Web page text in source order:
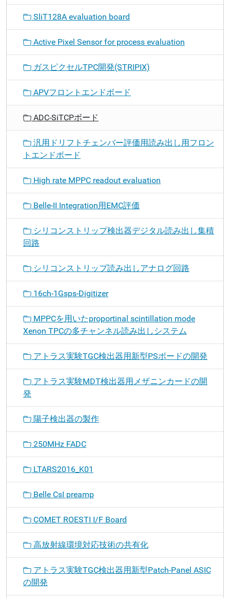
SliT128A evaluation board
Active Pixel Sensor for process evaluation
ガスピクセルTPC開発(STRIPIX)
APVフロントエンドボード
ADC-SiTCPボード
汎用ドリフトチェンバー評価用読み出し用フロン
トエンドボード
High rate MPPC readout evaluation
Belle-II Integration用EMC評価
シリコンストリップ検出器デジタル読み出し集積
回路
シリコンストリップ読み出しアナログ回路
16ch-1Gsps-Digitizer
MPPCを用いたproportinal scintillation mode
Xenon TPCの多チャンネル読み出しシステム
アトラス実験TGC検出器用新型PSボードの開発
アトラス実験MDT検出器用メザニンカードの開
発
陽子検出器の製作
250MHz FADC
LTARS2016_K01
Belle CsI preamp
COMET ROESTI I/F Board
高放射線環境対応技術の共有化
アトラス実験TGC検出器用新型Patch-Panel ASIC
の開発